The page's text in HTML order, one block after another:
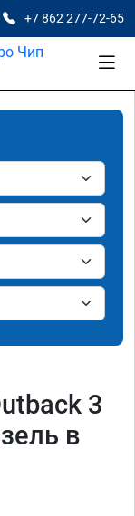
+7 862 277-72-65
3
в